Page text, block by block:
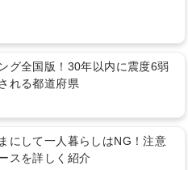
グ全国版！30年以内に震度6弱
れる都道府県
にして一人暮らしはNG！注意
スを詳しく紹介